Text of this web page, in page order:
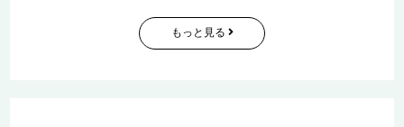
もっと見る